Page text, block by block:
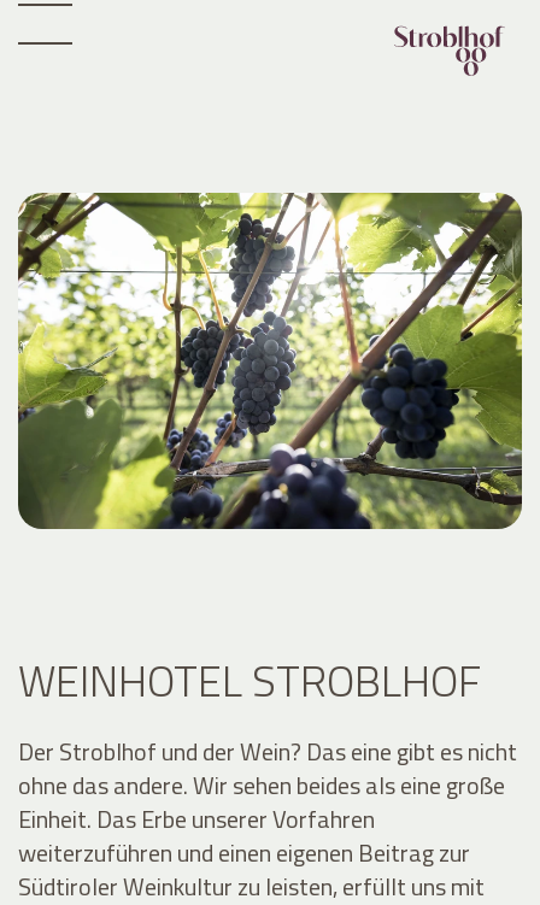
WEINHOTEL STROBLHOF
Der Stroblhof und der Wein? Das eine gibt es nicht
ohne das andere. Wir sehen beides als eine große
Einheit. Das Erbe unserer Vorfahren
weiterzuführen und einen eigenen Beitrag zur
Südtiroler Weinkultur zu leisten, erfüllt uns mit